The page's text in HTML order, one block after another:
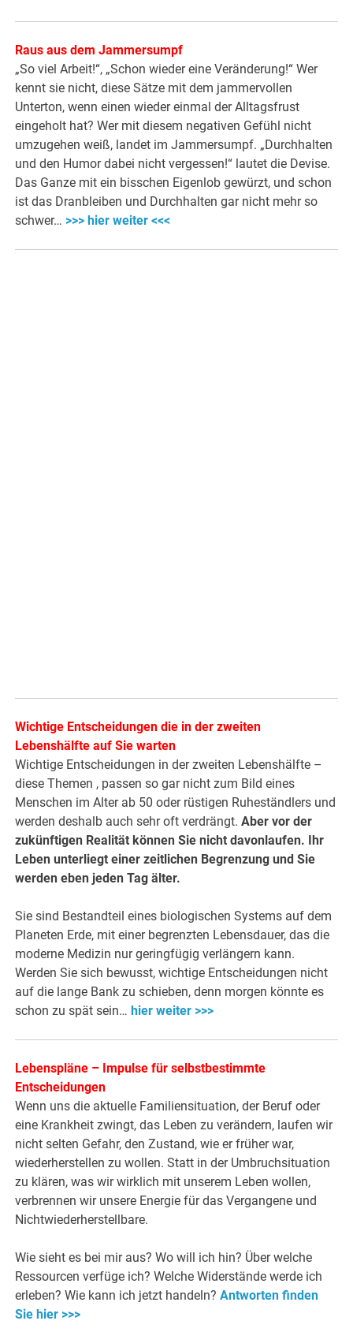
Raus aus dem Jammersumpf
„So viel Arbeit!“, „Schon wieder eine Veränderung!“ Wer
kennt sie nicht, diese Sätze mit dem jammervollen
Unterton, wenn einen wieder einmal der Alltagsfrust
eingeholt hat? Wer mit diesem negativen Gefühl nicht
umzugehen weiß, landet im Jammersumpf. „Durchhalten
und den Humor dabei nicht vergessen!“ lautet die Devise.
Das Ganze mit ein bisschen Eigenlob gewürzt, und schon
ist das Dranbleiben und Durchhalten gar nicht mehr so
schwer… >>> hier weiter <<<
Wichtige Entscheidungen die in der zweiten
Lebenshälfte auf Sie warten
Wichtige Entscheidungen in der zweiten Lebenshälfte –
diese Themen , passen so gar nicht zum Bild eines
Menschen im Alter ab 50 oder rüstigen Ruheständlers und
werden deshalb auch sehr oft verdrängt.Aber vor der
zukünftigen Realität können Sie nicht davonlaufen.
Ihr
Leben unterliegt einer zeitlichen Begrenzung und Sie
werden eben jeden Tag älter.
Sie sind Bestandteil eines biologischen Systems auf dem
Planeten Erde, mit einer begrenzten Lebensdauer, das die
moderne Medizin nur geringfügig verlängern kann.
Werden Sie sich bewusst, wichtige Entscheidungen nicht
auf die lange Bank zu schieben, denn morgen könnte es
schon zu spät sein… hier weiter >>>
Lebenspläne – Impulse für selbstbestimmte
Entscheidungen
Wenn uns die aktuelle Familiensituation, der Beruf oder
eine Krankheit zwingt, das Leben zu verändern, laufen wir
nicht selten Gefahr, den Zustand, wie er früher war,
wiederherstellen zu wollen. Statt in der Umbruchsituation
zu klären, was wir wirklich mit unserem Leben wollen,
verbrennen wir unsere Energie für das Vergangene und
Nichtwiederherstellbare.
Wie sieht es bei mir aus? Wo will ich hin? Über welche
Ressourcen verfüge ich? Welche Widerstände werde ich
erleben? Wie kann ich jetzt handeln?Antworten finden
Sie hier >>>